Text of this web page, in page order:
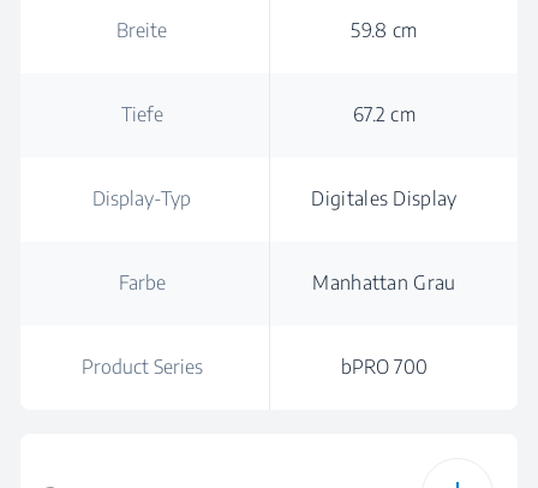
Breite 59.8 cm
Tiefe 67.2 cm
Display-Typ Digitales Display
Farbe Manhattan Grau
Product Series bPRO 700